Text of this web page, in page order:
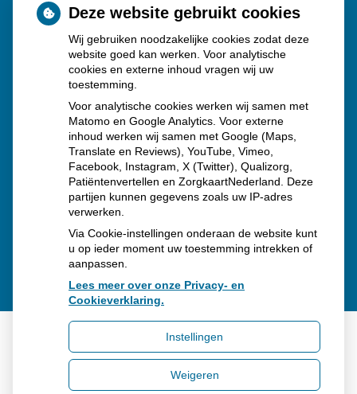
Sinds huisartsen afslankmedicijnen mogen voorschrijven,
neemt gebruik toe
Schurft sinds corona geen vergeten ziekte meer: aantal
uitbraken fors gestegen
Stoppen met afslankmedicijnen betekent zonder
leefstijlaanpassingen weer gewichtstoename
Kookadvies drinkwater in provincie Utrecht vanwege
besmetting
Uw Zorg Online|Beheer
Deze website gebruikt cookies
Wij gebruiken noodzakelijke cookies zodat deze
website goed kan werken. Voor analytische
cookies en externe inhoud vragen wij uw
toestemming.
Voor analytische cookies werken wij samen met
Matomo en Google Analytics. Voor externe
inhoud werken wij samen met Google (Maps,
Translate en Reviews), YouTube, Vimeo,
Facebook, Instagram, X (Twitter), Qualizorg,
Patiëntenvertellen en ZorgkaartNederland. Deze
partijen kunnen gegevens zoals uw IP-adres
verwerken.
Via Cookie-instellingen onderaan de website kunt
u op ieder moment uw toestemming intrekken of
aanpassen.
Lees meer over onze Privacy- en
Cookieverklaring.
Instellingen
Weigeren